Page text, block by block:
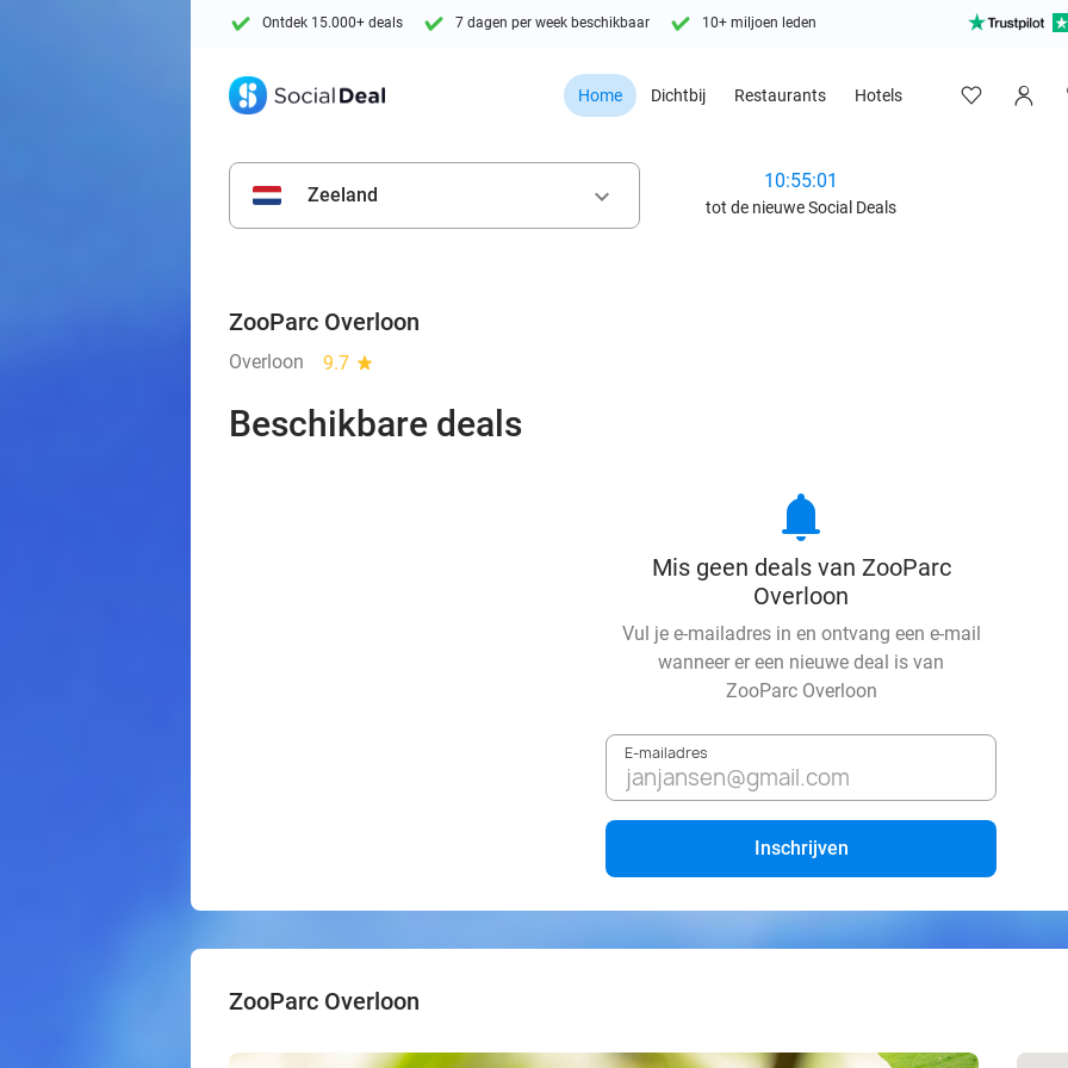
Ontdek 15.000+ deals 7 dagen per week beschikbaar 10+ miljoen leden
Home Dichtbij Restaurants Hotels
Zeeland keyboard_arrow_down
10:54:59
tot de nieuwe Social Deals
ZooParc Overloon
Overloon 9.7 star
Beschikbare deals
notifications
Mis geen deals van ZooParc
Overloon
Vul je e-mailadres in en ontvang een e-mail
wanneer er een nieuwe deal is van
ZooParc Overloon
E-mailadres
Inschrijven
ZooParc Overloon